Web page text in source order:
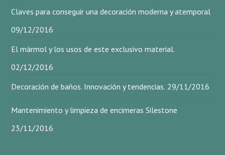
Claves para conseguir una decoración moderna y atemporal
09/12/2016
El mármol y los usos de este exclusivo material.
02/12/2016
Decoración de baños. Innovación y tendencias. 29/11/2016
Mantenimiento y limpieza de encimeras Silestone
23/11/2016